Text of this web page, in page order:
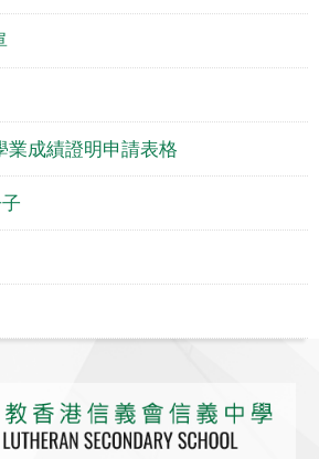
業成績證明申請表格